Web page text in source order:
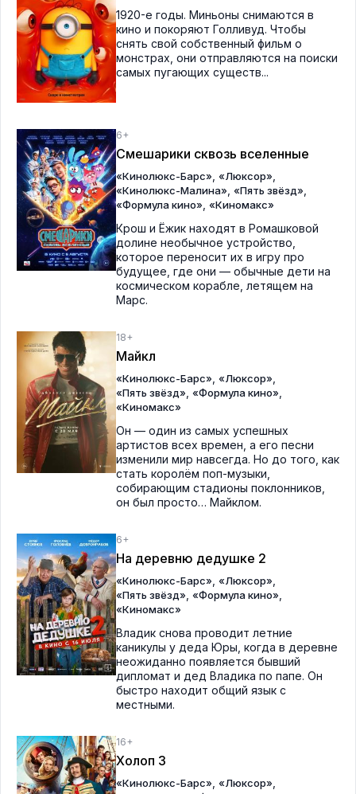
1920-е годы. Миньоны снимаются в
кино и покоряют Голливуд. Чтобы
снять свой собственный фильм о
монстрах, они отправляются на поиски
самых пугающих существ...
6+
Смешарики сквозь вселенные
«Кинолюкс-Барс» «Люксор»
«Кинолюкс-Малина» «Пять звёзд»
«Формула кино» «Киномакс»
Крош и Ёжик находят в Ромашковой
долине необычное устройство,
которое переносит их в игру про
будущее, где они — обычные дети на
космическом корабле, летящем на
Марс.
18+
Майкл
«Кинолюкс-Барс» «Люксор»
«Пять звёзд» «Формула кино»
«Киномакс»
Он — один из самых успешных
артистов всех времен, а его песни
изменили мир навсегда. Но до того, как
стать королём поп-музыки,
собирающим стадионы поклонников,
он был просто… Майклом.
6+
На деревню дедушке 2
«Кинолюкс-Барс» «Люксор»
«Пять звёзд» «Формула кино»
«Киномакс»
Владик снова проводит летние
каникулы у деда Юры, когда в деревне
неожиданно появляется бывший
дипломат и дед Владика по папе. Он
быстро находит общий язык с
местными.
16+
Холоп 3
«Кинолюкс-Барс» «Люксор»